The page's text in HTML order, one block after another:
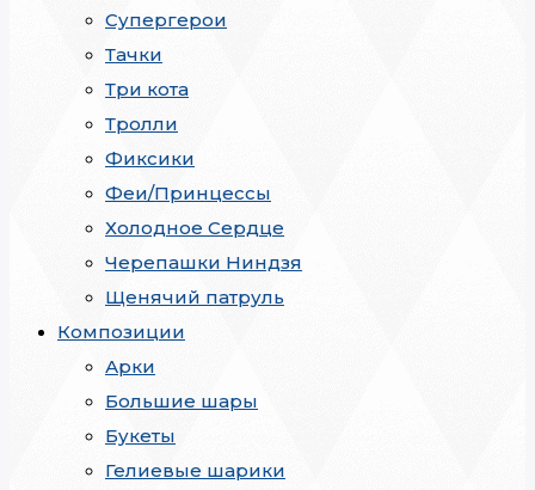
Супергерои
Тачки
Три кота
Тролли
Фиксики
Феи/Принцессы
Холодное Сердце
Черепашки Ниндзя
Щенячий патруль
Композиции
Арки
Большие шары
Букеты
Гелиевые шарики